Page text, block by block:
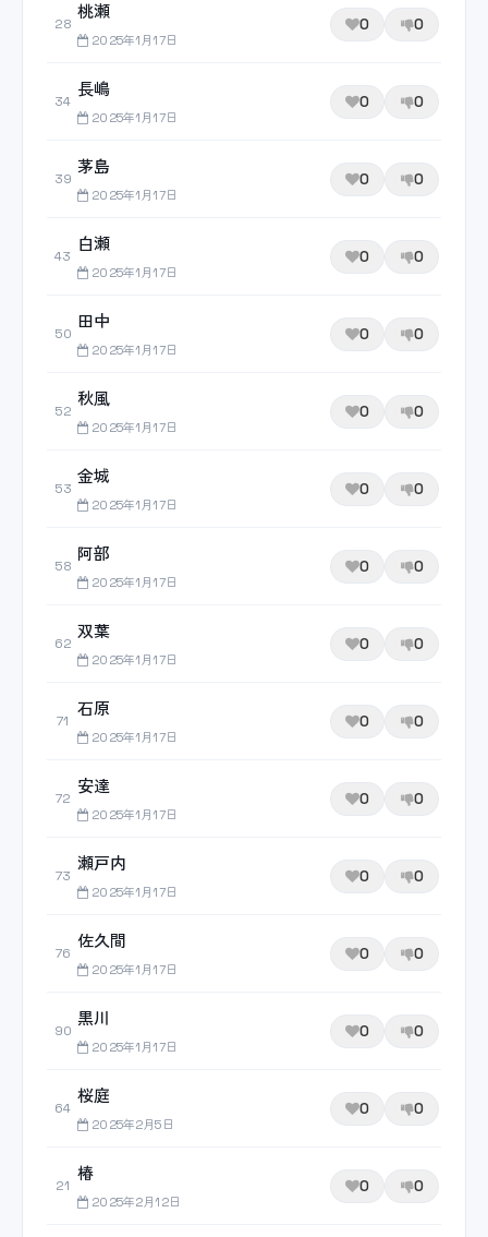
28
桃瀬
2025年1月17日
0 0
34
長嶋
2025年1月17日
0 0
39
茅島
2025年1月17日
0 0
43
白瀬
2025年1月17日
0 0
50
田中
2025年1月17日
0 0
52
秋風
2025年1月17日
0 0
53
金城
2025年1月17日
0 0
58
阿部
2025年1月17日
0 0
62
双葉
2025年1月17日
0 0
71
石原
2025年1月17日
0 0
72
安達
2025年1月17日
0 0
73
瀬戸内
2025年1月17日
0 0
76
佐久間
2025年1月17日
0 0
90
黒川
2025年1月17日
0 0
64
桜庭
2025年2月5日
0 0
21
椿
2025年2月12日
0 0